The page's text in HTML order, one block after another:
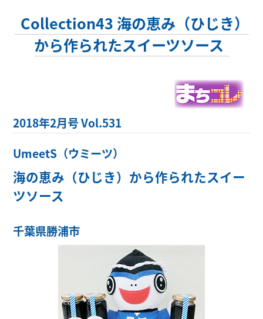
Collection43 海の恵み（ひじき）
から作られたスイーツソース
2018年2月号 Vol.531
UmeetS（ウミーツ）
海の恵み（ひじき）から作られたスイー
ツソース
千葉県勝浦市